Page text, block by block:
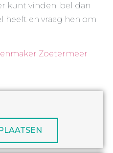
kunt vinden, bel dan
heeft en vraag hen om
Zoetermeer